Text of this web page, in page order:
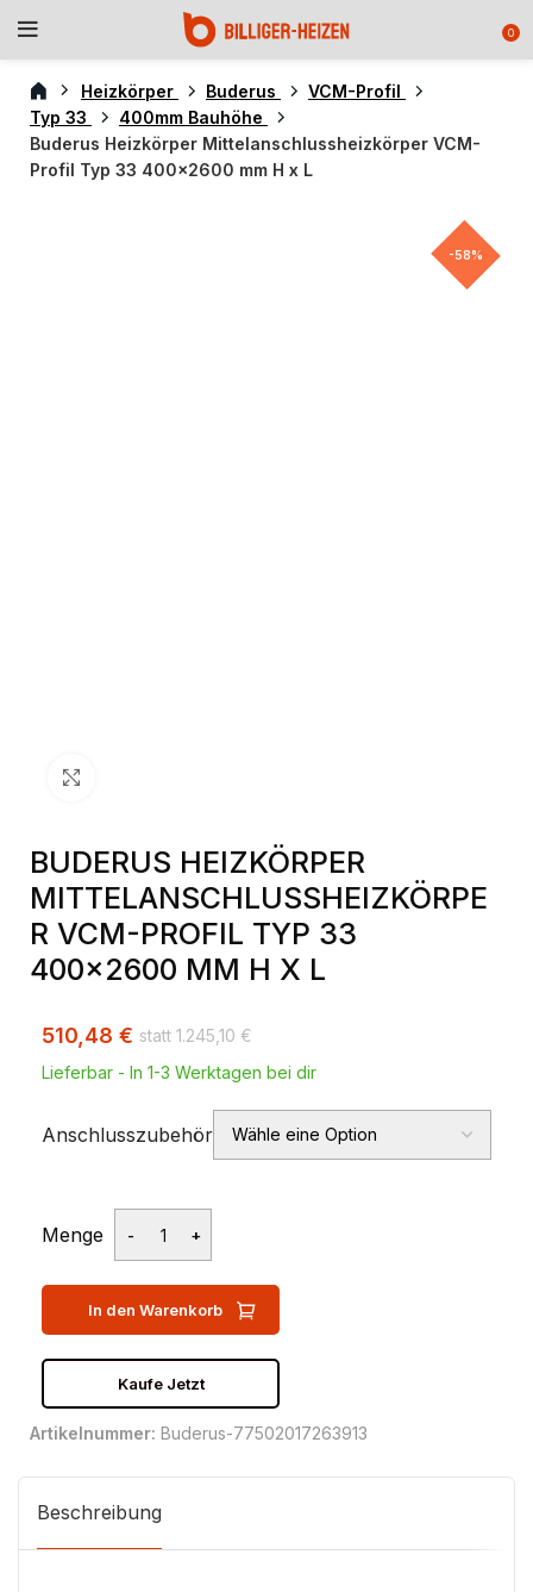
0
Heizkörper Buderus
VCM-Profil
Typ 33
400mm Bauhöhe
Buderus Heizkörper Mittelanschlussheizkörper VCM-
Profil Typ 33 400×2600 mm H x L
-58%
BUDERUS HEIZKÖRPER
MITTELANSCHLUSSHEIZKÖRPE
R VCM-PROFIL TYP 33
400×2600 MM H X L
1.245,10 €
510,48 €
Lieferbar - In 1-3 Werktagen bei dir
Anschlusszubehör
Menge
In den Warenkorb
Kaufe Jetzt
Artikelnummer: Buderus-77502017263913
Beschreibung